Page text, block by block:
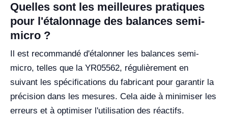
Quelles sont les meilleures pratiques
pour l'étalonnage des balances semi-
micro ?
Il est recommandé d'étalonner les balances semi-
micro, telles que la YR05562, régulièrement en
suivant les spécifications du fabricant pour garantir la
précision dans les mesures. Cela aide à minimiser les
erreurs et à optimiser l'utilisation des réactifs.